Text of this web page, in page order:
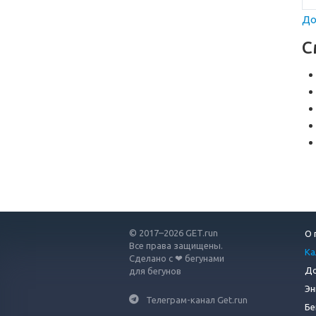
© 2017–2026 GET.run
Все права защищены.
Сделано с ❤ бегунами
для бегунов
Телеграм-канал Get.run
О